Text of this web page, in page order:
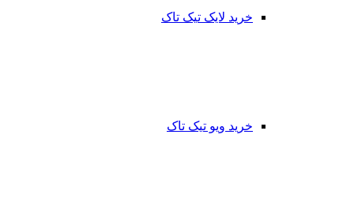
خرید لایک تیک تاک
خرید ویو تیک تاک